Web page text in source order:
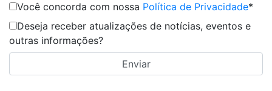
Você concorda com nossa Política de Privacidade*
Deseja receber atualizações de notícias, eventos e
outras informações?